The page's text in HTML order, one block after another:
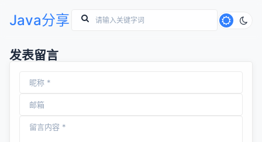
Java分享
发表留言